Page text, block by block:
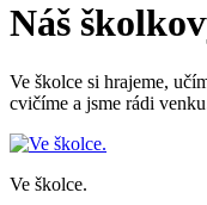
Náš
Ve školce si hrajeme,
cvičíme a jsme rádi
Ve školce.